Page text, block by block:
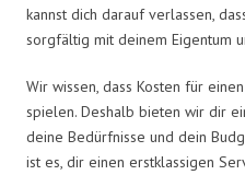
kannst dich darauf verlassen,
sorgfältig mit deinem Eigentum
Wir wissen, dass Kosten für
spielen. Deshalb bieten wir dir
deine Bedürfnisse und dein
ist es, dir einen erstklassigen